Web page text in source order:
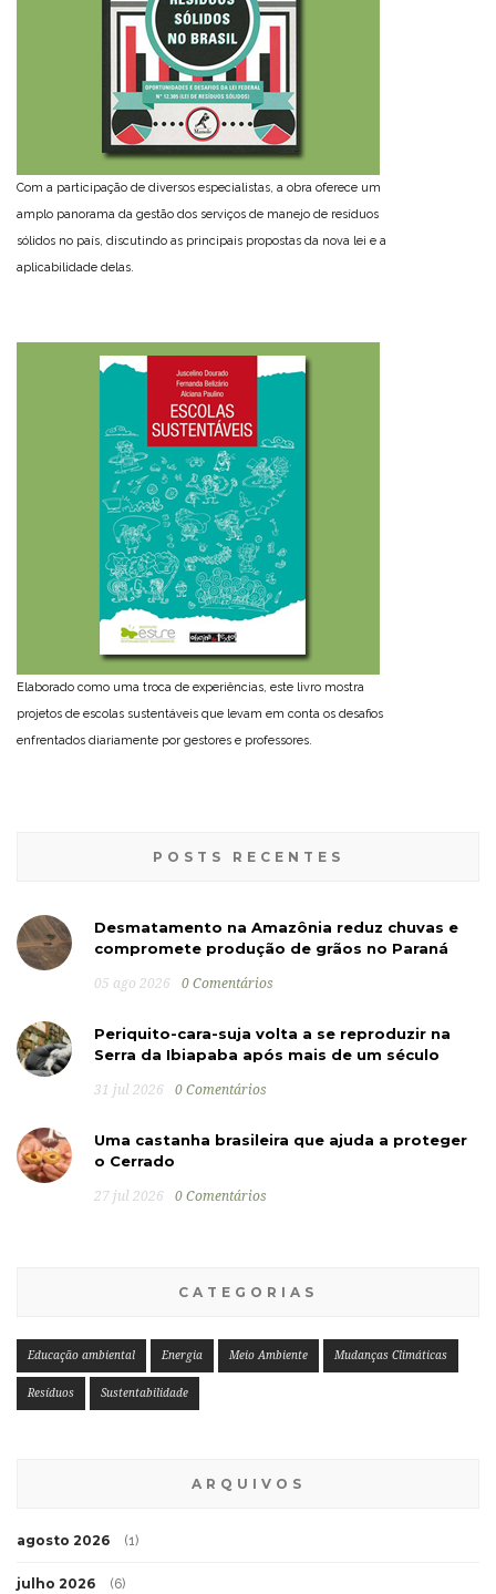
Com a participação de diversos especialistas, a obra oferece um
amplo panorama da gestão dos serviços de manejo de resíduos
sólidos no país, discutindo as principais propostas da nova lei e a
aplicabilidade delas.
Elaborado como uma troca de experiências, este livro mostra
projetos de escolas sustentáveis que levam em conta os desafios
enfrentados diariamente por gestores e professores.
POSTS RECENTES
Desmatamento na Amazônia reduz chuvas e
compromete produção de grãos no Paraná
05 ago 2026 0 Comentários
Periquito-cara-suja volta a se reproduzir na
Serra da Ibiapaba após mais de um século
31 jul 2026 0 Comentários
Uma castanha brasileira que ajuda a proteger
o Cerrado
27 jul 2026 0 Comentários
CATEGORIAS
Educação ambiental Energia Meio Ambiente Mudanças Climáticas
Resíduos Sustentabilidade
ARQUIVOS
agosto 2026 (1)
julho 2026 (6)